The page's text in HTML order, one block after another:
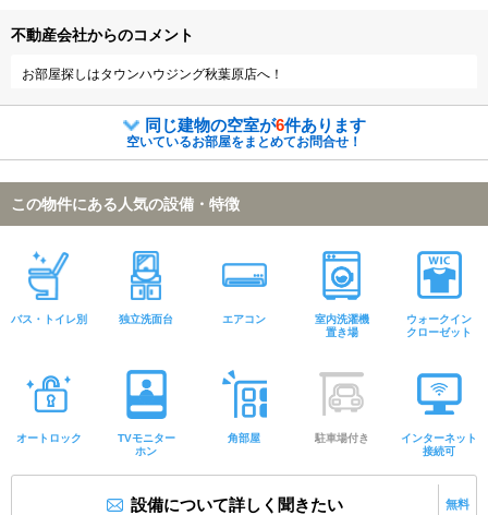
不動産会社からのコメント
お部屋探しはタウンハウジング秋葉原店へ！
同じ建物の空室が6件あります
空いているお部屋をまとめてお問合せ！
この物件にある人気の設備・特徴
バス・トイレ別 独立洗面台 エアコン
室内洗濯機
置き場
ウォークイン
クローゼット
オートロック
TVモニター
ホン
角部屋 駐車場付き
インターネット
接続可
設備について詳しく聞きたい 無料